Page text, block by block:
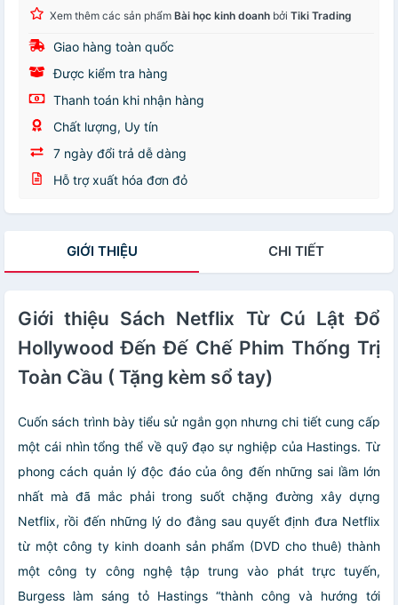
Xem thêm các sản phẩm Bài học kinh doanh bởi Tiki Trading
Giao hàng toàn quốc
Được kiểm tra hàng
Thanh toán khi nhận hàng
Chất lượng, Uy tín
7 ngày đổi trả dễ dàng
Hỗ trợ xuất hóa đơn đỏ
GIỚI THIỆU CHI TIẾT
Giới thiệu Sách Netflix Từ Cú Lật Đổ
Hollywood Đến Đế Chế Phim Thống Trị
Toàn Cầu ( Tặng kèm sổ tay)
Cuốn sách trình bày tiểu sử ngắn gọn nhưng chi tiết cung cấp
một cái nhìn tổng thể về quỹ đạo sự nghiệp của Hastings. Từ
phong cách quản lý độc đáo của ông đến những sai lầm lớn
nhất mà đã mắc phải trong suốt chặng đường xây dựng
Netflix, rồi đến những lý do đằng sau quyết định đưa Netflix
từ một công ty kinh doanh sản phẩm (DVD cho thuê) thành
một công ty công nghệ tập trung vào phát trực tuyến,
Burgess làm sáng tỏ Hastings “thành công và hướng tới